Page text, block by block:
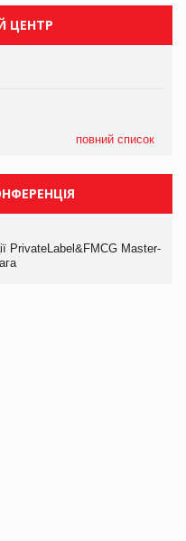
ЦЕНТР
повний список
PrivateLabel&FMCG Master-